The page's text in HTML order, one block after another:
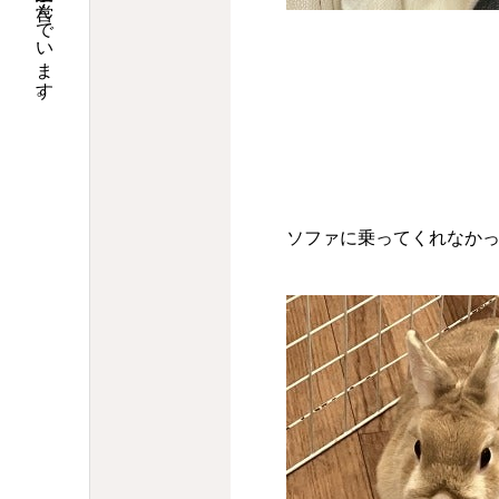
ソファに乗ってくれなか